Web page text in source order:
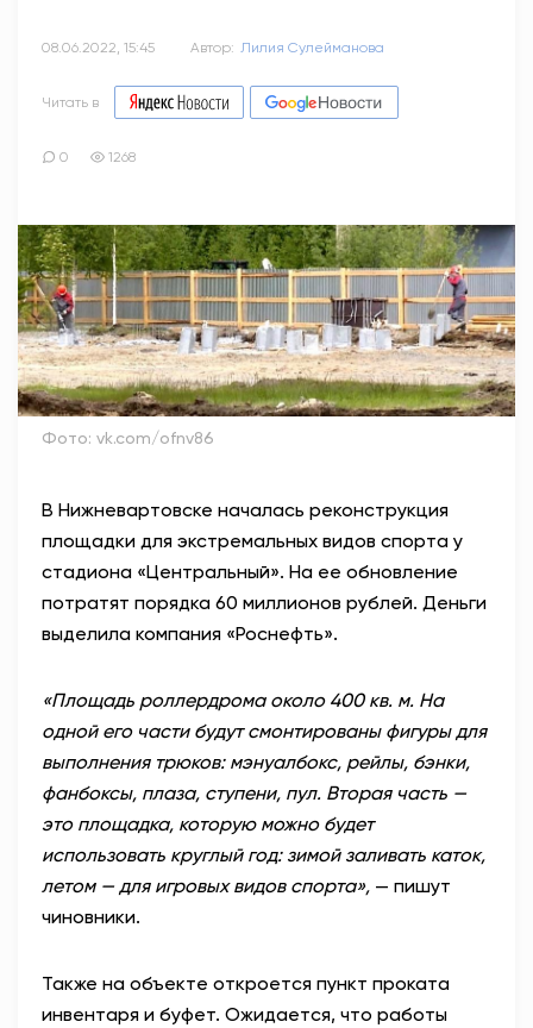
08.06.2022, 15:45 Автор: Лилия Сулейманова
Читать в
0 1268
Фото: vk.com/ofnv86
В Нижневартовске началась реконструкция
площадки для экстремальных видов спорта у
стадиона «Центральный». На ее обновление
потратят порядка 60 миллионов рублей. Деньги
выделила компания «Роснефть».
«Площадь роллердрома около 400 кв. м. На
одной его части будут смонтированы фигуры для
выполнения трюков: мэнуалбокс, рейлы, бэнки,
фанбоксы, плаза, ступени, пул. Вторая часть —
это площадка, которую можно будет
использовать круглый год: зимой заливать каток,
летом — для игровых видов спорта», — пишут
чиновники.
Также на объекте откроется пункт проката
инвентаря и буфет. Ожидается, что работы